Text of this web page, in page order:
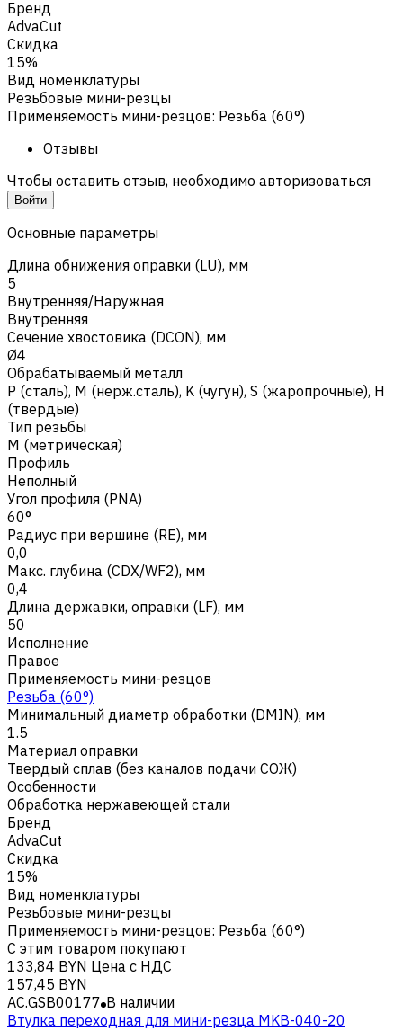
Бренд
AdvaCut
Скидка
15%
Вид номенклатуры
Резьбовые мини-резцы
Применяемость мини-резцов: Резьба (60°)
Отзывы
Чтобы оставить отзыв, необходимо авторизоваться
Войти
Основные параметры
Длина обнижения оправки (LU), мм
5
Внутренняя/Наружная
Внутренняя
Сечение хвостовика (DCON), мм
Ø4
Обрабатываемый металл
Р (сталь), M (нерж.сталь), K (чугун), S (жаропрочные), H
(твердые)
Тип резьбы
M (метрическая)
Профиль
Неполный
Угол профиля (PNA)
60°
Радиус при вершине (RE), мм
0,0
Макс. глубина (CDX/WF2), мм
0,4
Длина державки, оправки (LF), мм
50
Исполнение
Правое
Применяемость мини-резцов
Резьба (60°)
Минимальный диаметр обработки (DMIN), мм
1.5
Материал оправки
Твердый сплав (без каналов подачи СОЖ)
Особенности
Обработка нержавеющей стали
Бренд
AdvaCut
Скидка
15%
Вид номенклатуры
Резьбовые мини-резцы
Применяемость мини-резцов: Резьба (60°)
С этим товаром покупают
133,84 BYN Цена с НДС
157,45 BYN
AC.GSB00177 В наличии
Втулка переходная для мини-резца MKB-040-20